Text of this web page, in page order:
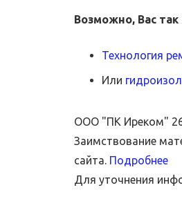
Возможно, Вас
Технология
Или
ООО "ПК Иреком"
Заимствование
сайта. Подробнее
Для уточнения